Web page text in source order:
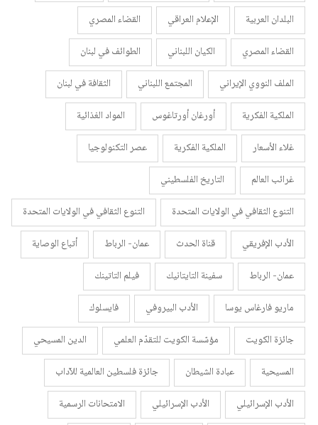
البلدان العربية
الإعلام العراقي
القضاء المصري
القضاء المصري
الكيان اللبناني
الطوائف في لبنان
الملف النووي الإيراني
المجتمع اللبناني
الثقافة في لبنان
الملكية الفكرية
أورغان أورتاغوس
المواد الغذائية
غلاء الأسعار
الملكية الفكرية
عصر التكنولوجيا
غرائب العالم
التاريخ الفلسطيني
التنوع الثقافي في الولايات المتحدة
التنوع الثقافي في الولايات المتحدة
الأدب الإفريقي
قناة الحدث عمان- الرباط
أتباع الوصاية
عمان- الرباط
سفينة التايتانيك
فيلم التاتينك
ماريو فارغاس يوسا
الأدب البيروفي
فايسلوك
جائزة الكويت
مؤسّسة الكويت للتقدّم العلمي
الدين المسيحي
المسيحية
عبادة الشيطان
جائزة فلسطين العالمية للآداب
الأدب الإسرائيلي
الأدب الإسرائيلي
الامتحانات الرسمية